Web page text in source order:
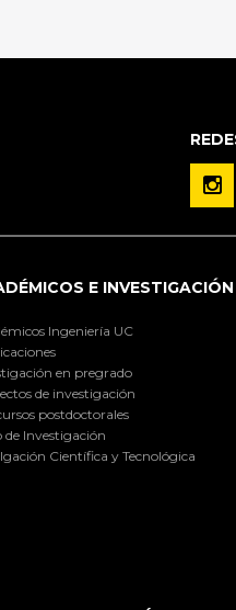
E INVESTIGACIÓN
Ingeniería UC
en pregrado
de investigación
postdoctorales
de Investigación
Científica y Tecnológica